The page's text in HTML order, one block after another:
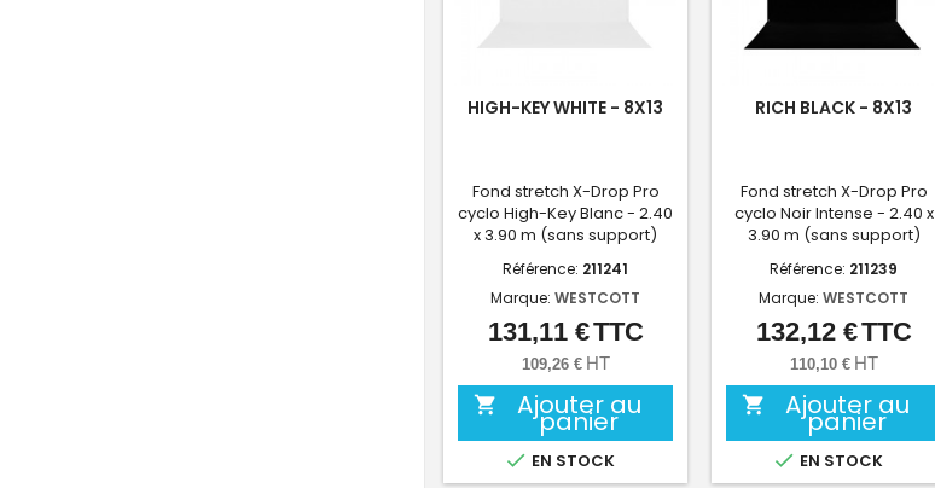
HIGH-KEY WHITE - 8X13
Fond stretch X-Drop Pro
cyclo High-Key Blanc - 2.40
x 3.90 m (sans support)
Référence: 211241
Marque: WESTCOTT
Prix
131,11 €TTC
109,26 € HT
 Ajouter au
panier
 EN STOCK
RICH BLACK - 8X13
Fond stretch X-Drop Pro
cyclo Noir Intense - 2.40 x
3.90 m (sans support)
Référence: 211239
Marque: WESTCOTT
Prix
132,12 €TTC
110,10 € HT
 Ajouter au
panier
 EN STOCK